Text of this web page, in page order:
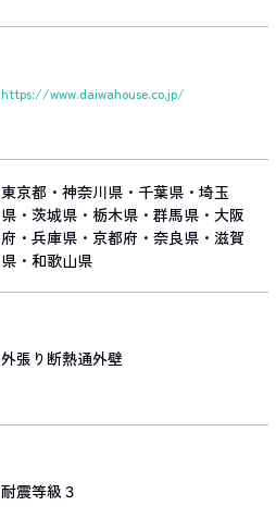
https://www.daiwahouse.co.jp/
東京都・神奈川県・千葉県・埼玉
県・茨城県・栃木県・群馬県・大阪
府・兵庫県・京都府・奈良県・滋賀
県・和歌山県
外張り断熱通外壁
耐震等級３